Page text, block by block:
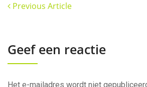
Previous Article
Geef een reactie
Het e-mailadres wordt niet